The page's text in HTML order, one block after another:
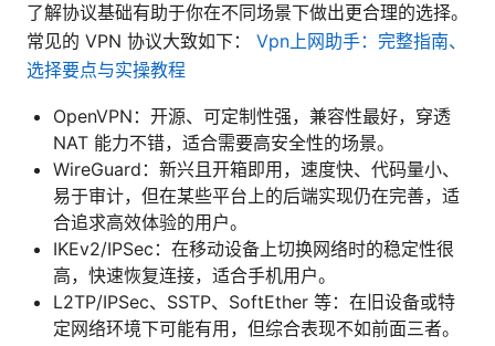
了解协议基础有助于你在不同场景下做出更合理的选择。
常见的 VPN 协议大致如下： Vpn上网助手：完整指南、
选择要点与实操教程
OpenVPN：开源、可定制性强，兼容性最好，穿透
NAT 能力不错，适合需要高安全性的场景。
WireGuard：新兴且开箱即用，速度快、代码量小、
易于审计，但在某些平台上的后端实现仍在完善，适
合追求高效体验的用户。
IKEv2/IPSec：在移动设备上切换网络时的稳定性很
高，快速恢复连接，适合手机用户。
L2TP/IPSec、SSTP、SoftEther 等：在旧设备或特
定网络环境下可能有用，但综合表现不如前面三者。